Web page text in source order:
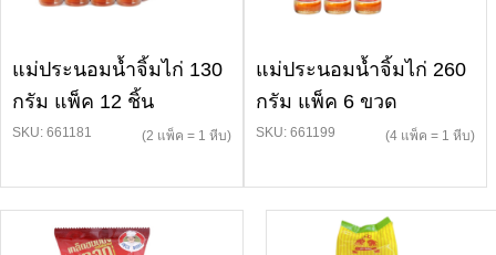
แม่ประนอมน้ำจิ้มไก่ 130
กรัม แพ็ค 12 ชิ้น
SKU: 661181 (2 แพ็ค = 1 หีบ)
แม่ประนอมน้ำจิ้มไก่ 260
กรัม แพ็ค 6 ขวด
SKU: 661199 (4 แพ็ค = 1 หีบ)